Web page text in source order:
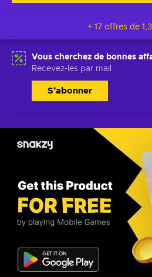
+ 17 offres de
Vous cherchez de bonnes
Recevez-les par mail
S’abonner